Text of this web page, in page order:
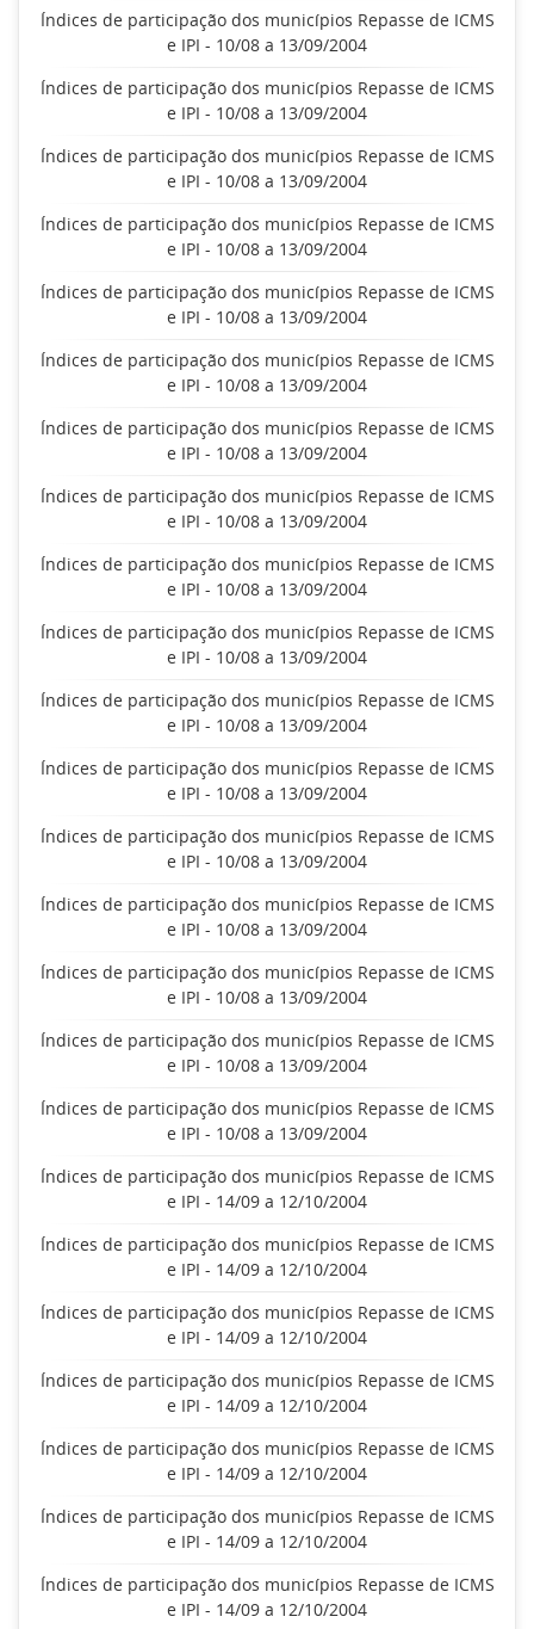
Índices de participação dos municípios Repasse de ICMS
e IPI - 10/08 a 13/09/2004
Índices de participação dos municípios Repasse de ICMS
e IPI - 10/08 a 13/09/2004
Índices de participação dos municípios Repasse de ICMS
e IPI - 10/08 a 13/09/2004
Índices de participação dos municípios Repasse de ICMS
e IPI - 10/08 a 13/09/2004
Índices de participação dos municípios Repasse de ICMS
e IPI - 10/08 a 13/09/2004
Índices de participação dos municípios Repasse de ICMS
e IPI - 10/08 a 13/09/2004
Índices de participação dos municípios Repasse de ICMS
e IPI - 10/08 a 13/09/2004
Índices de participação dos municípios Repasse de ICMS
e IPI - 10/08 a 13/09/2004
Índices de participação dos municípios Repasse de ICMS
e IPI - 10/08 a 13/09/2004
Índices de participação dos municípios Repasse de ICMS
e IPI - 10/08 a 13/09/2004
Índices de participação dos municípios Repasse de ICMS
e IPI - 10/08 a 13/09/2004
Índices de participação dos municípios Repasse de ICMS
e IPI - 10/08 a 13/09/2004
Índices de participação dos municípios Repasse de ICMS
e IPI - 10/08 a 13/09/2004
Índices de participação dos municípios Repasse de ICMS
e IPI - 10/08 a 13/09/2004
Índices de participação dos municípios Repasse de ICMS
e IPI - 10/08 a 13/09/2004
Índices de participação dos municípios Repasse de ICMS
e IPI - 10/08 a 13/09/2004
Índices de participação dos municípios Repasse de ICMS
e IPI - 10/08 a 13/09/2004
Índices de participação dos municípios Repasse de ICMS
e IPI - 14/09 a 12/10/2004
Índices de participação dos municípios Repasse de ICMS
e IPI - 14/09 a 12/10/2004
Índices de participação dos municípios Repasse de ICMS
e IPI - 14/09 a 12/10/2004
Índices de participação dos municípios Repasse de ICMS
e IPI - 14/09 a 12/10/2004
Índices de participação dos municípios Repasse de ICMS
e IPI - 14/09 a 12/10/2004
Índices de participação dos municípios Repasse de ICMS
e IPI - 14/09 a 12/10/2004
Índices de participação dos municípios Repasse de ICMS
e IPI - 14/09 a 12/10/2004